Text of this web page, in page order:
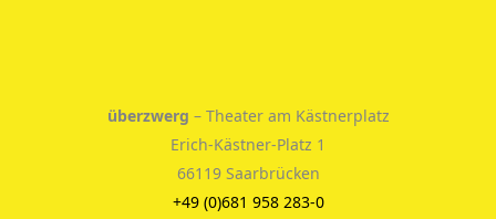
überzwerg – Theater am Kästnerplatz
Erich-Kästner-Platz 1
66119 Saarbrücken
+49 (0)681 958 283-0